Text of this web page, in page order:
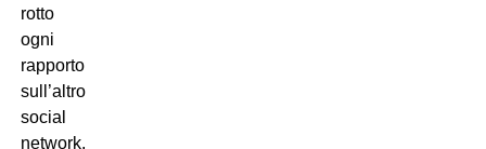
rotto
ogni
rapporto…
sull’altro
social
network,